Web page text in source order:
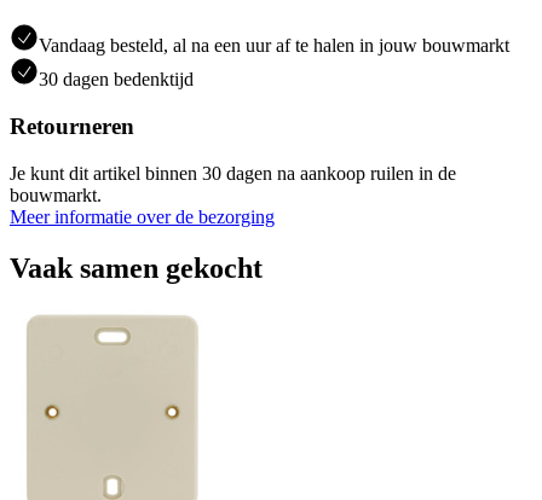
Vandaag besteld, al na een uur af te halen in jouw bouwmarkt
30 dagen bedenktijd
Retourneren
Je kunt dit artikel binnen 30 dagen na aankoop ruilen in de
bouwmarkt.
Meer informatie over de bezorging
Vaak samen gekocht